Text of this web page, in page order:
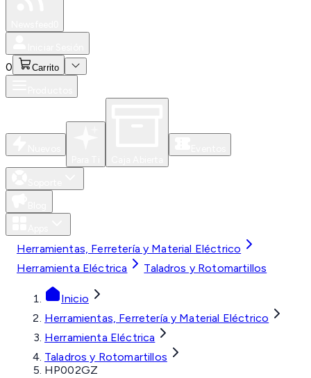
0 Carrito
Herramientas, Ferretería y Material Eléctrico
Herramienta Eléctrica
Taladros y Rotomartillos
Inicio
Herramientas, Ferretería y Material Eléctrico
Herramienta Eléctrica
Taladros y Rotomartillos
HP002GZ